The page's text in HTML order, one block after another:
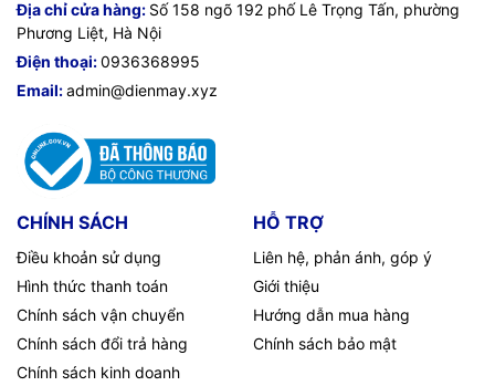
Địa chỉ cửa hàng: Số 158 ngõ 192 phố Lê Trọng Tấn, phường
Phương Liệt, Hà Nội
Điện thoại:0936368995
Email:admin@dienmay.xyz
CHÍNH SÁCH
Điều khoản sử dụng
Hình thức thanh toán
Chính sách vận chuyển
Chính sách đổi trả hàng
Chính sách kinh doanh
HỖ TRỢ
Liên hệ, phản ánh, góp ý
Giới thiệu
Hướng dẫn mua hàng
Chính sách bảo mật